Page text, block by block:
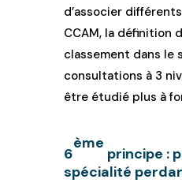
d’associer
CCAM, la définition
classement dans le
consultations à 3
être étudié plus à
6
ème
principe :
spécialité